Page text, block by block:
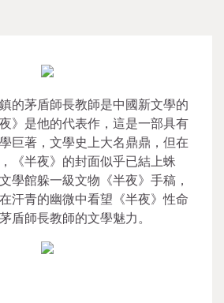
的茅盾師長教師是中國新文學的
》是他的代表作，這是一部具有
巨著，文學史上大名鼎鼎，但在
《半夜》的封面似乎已結上蛛
學館躲一級文物《半夜》手稿，
汗青的幽微中看望《半夜》性命
盾師長教師的文學魅力。